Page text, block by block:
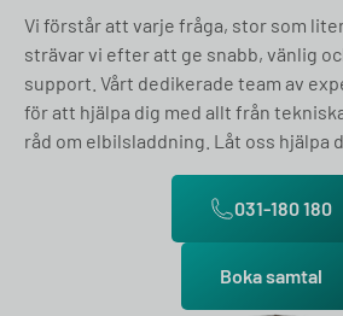
Vi förstår att varje fråga, stor som
strävar vi efter att ge snabb, vänlig
support. Vårt dedikerade team av
för att hjälpa dig med allt från
råd om elbilsladdning. Låt oss hjälpa
031-180 180
Boka samtal